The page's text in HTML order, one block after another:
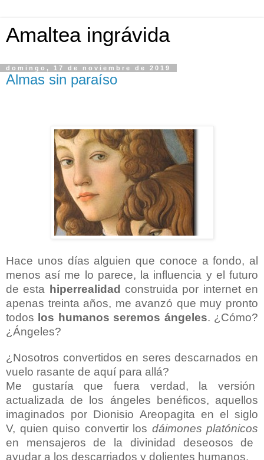
Amaltea ingrávida
domingo, 17 de noviembre de 2019
Almas sin paraíso
Hace unos días alguien que conoce a fondo, al
menos así me lo parece, la influencia y el futuro
de esta hiperrealidad construida por internet en
apenas treinta años, me avanzó que muy pronto
todos los humanos seremos ángeles. ¿Cómo?
¿Ángeles?
¿Nosotros convertidos en seres descarnados en
vuelo rasante de aquí para allá?
Me gustaría que fuera verdad, la versión
actualizada de los ángeles benéficos, aquellos
imaginados por Dionisio Areopagita en el siglo
V, quien quiso convertir los dáimones platónicos
en mensajeros de la divinidad deseosos de
ayudar a los descarriados y dolientes humanos.